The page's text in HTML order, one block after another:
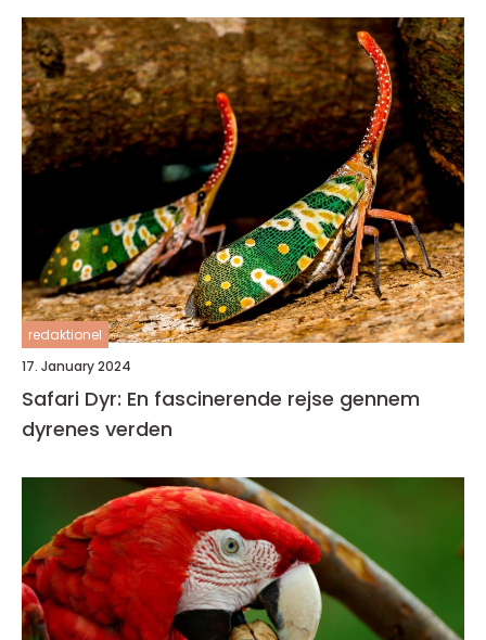
redaktionel
17. January 2024
Safari Dyr: En fascinerende rejse gennem
dyrenes verden